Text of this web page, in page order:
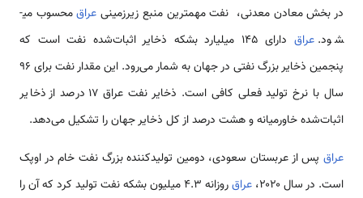
در بخش معادن معدنی، نفت مهمترین منبع زیرزمینی عراقمحسوب می­
شود.عراق
دارای ۱۴۵ میلیارد بشکه ذخایر اثبات‌شده نفت است که
پنجمین ذخایر بزرگ نفتی در جهان به شمار می‌رود. این مقدار نفت برای ۹۶
سال با نرخ تولید فعلی کافی است. ذخایر نفت عراق ۱۷ درصد از ذخایر
اثبات‌شده خاورمیانه و هشت درصد از کل ذخایر جهان را تشکیل می‌دهد.
عراق پس از عربستان سعودی، دومین تولیدکننده بزرگ نفت خام در اوپک
است. در سال ۲۰۲۰،
عراق
روزانه ۴.۳ میلیون بشکه نفت تولید کرد که آن را